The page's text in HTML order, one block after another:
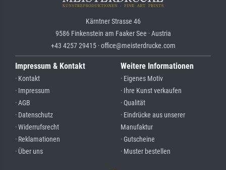
Kärntner Strasse 46
9586 Finkenstein am Faaker See · Austria
+43 4257 29415 · office@meisterdrucke.com
Impressum & Kontakt
· Kontakt
· Impressum
· AGB
· Datenschutz
· Widerrufsrecht
· Reklamationen
· Über uns
Weitere Informationen
· Eigenes Motiv
· Ihre Kunst verkaufen
· Qualität
· Eindrücke aus unserer
Manufaktur
· Gutscheine
· Muster bestellen